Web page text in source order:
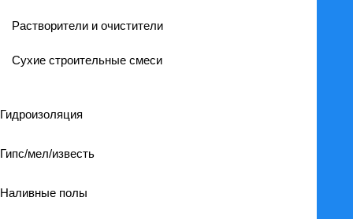
Растворители и очистители
Сухие строительные смеси
Гидроизоляция
Гипс/мел/известь
Наливные полы